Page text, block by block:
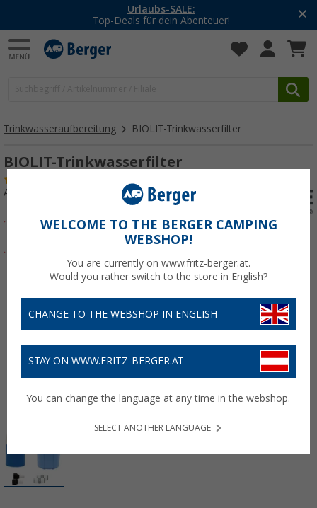
Urlaubs-SALE:
Top-Deals für dein Abenteuer!
Trinkwasseraufbereitung BIOLIT-Trinkwasserfilter
BIOLIT-Trinkwasserfilter
Art.-Nr.: 120150
WELCOME TO THE BERGER CAMPING
WEBSHOP!
You are currently on www.fritz-berger.at.
Would you rather switch to the store in English?
CHANGE TO THE WEBSHOP IN ENGLISH
STAY ON WWW.FRITZ-BERGER.AT
You can change the language at any time in the webshop.
SELECT ANOTHER LANGUAGE